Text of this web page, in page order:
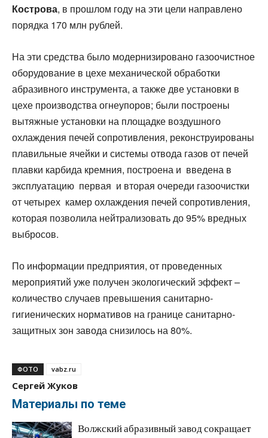
Кострова, в прошлом году на эти цели направлено
порядка 170 млн рублей.
На эти средства было модернизировано газоочистное
оборудование в цехе механической обработки
абразивного инструмента, а также две установки в
цехе производства огнеупоров; были построены
вытяжные установки на площадке воздушного
охлаждения печей сопротивления, реконструированы
плавильные ячейки и системы отвода газов от печей
плавки карбида кремния, построена и введена в
эксплуатацию первая и вторая очереди газоочистки
от четырех камер охлаждения печей сопротивления,
которая позволила нейтрализовать до 95% вредных
выбросов.
По информации предприятия, от проведенных
мероприятий уже получен экологический эффект –
количество случаев превышения санитарно-
гигиенических нормативов на границе санитарно-
защитных зон завода снизилось на 80%.
ФОТО vabz.ru
Сергей Жуков
Материалы по теме
Волжский абразивный завод сокращает